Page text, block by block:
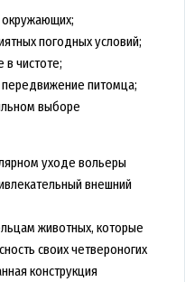
окружающих;
погодных условий;
чистоте;
питомца;
выборе
уходе вольеры
внешний
животных, которые
своих четвероногих
конструкция